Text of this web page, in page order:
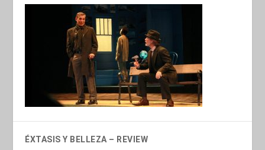
ÉXTASIS Y BELLEZA – REVIEW